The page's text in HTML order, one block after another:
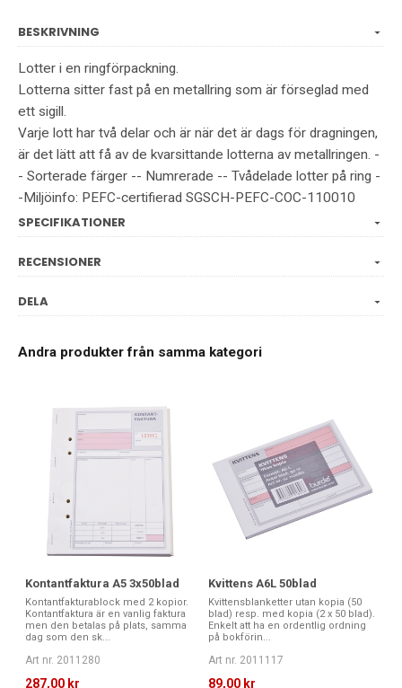
BESKRIVNING
Lotter i en ringförpackning.
Lotterna sitter fast på en metallring som är förseglad med
ett sigill.
Varje lott har två delar och är när det är dags för dragningen,
är det lätt att få av de kvarsittande lotterna av metallringen. -
- Sorterade färger -- Numrerade -- Tvådelade lotter på ring -
-Miljöinfo: PEFC-certifierad SGSCH-PEFC-COC-110010
SPECIFIKATIONER
RECENSIONER
DELA
Andra produkter från samma kategori
Kontantfaktura A5 3x50blad
Kontantfakturablock med 2 kopior.
Kontantfaktura är en vanlig faktura
men den betalas på plats, samma
dag som den sk...
Art nr. 2011280
287,00 kr
Kvittens A6L 50blad
Kvittensblanketter utan kopia (50
blad) resp. med kopia (2 x 50 blad).
Enkelt att ha en ordentlig ordning
på bokförin...
Art nr. 2011117
89,00 kr